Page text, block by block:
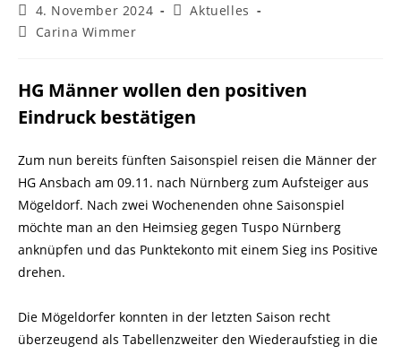
Beitrag
veröffentlicht:
4. November 2024
Beitrags-
Aktuelles
Beitrags-
Carina Wimmer
HG Männer wollen den positiven
Eindruck bestätigen
Zum nun bereits fünften Saisonspiel reisen die Männer der
HG Ansbach am 09.11. nach Nürnberg zum Aufsteiger aus
Mögeldorf. Nach zwei Wochenenden ohne Saisonspiel
möchte man an den Heimsieg gegen Tuspo Nürnberg
anknüpfen und das Punktekonto mit einem Sieg ins Positive
drehen.
Die Mögeldorfer konnten in der letzten Saison recht
überzeugend als Tabellenzweiter den Wiederaufstieg in die